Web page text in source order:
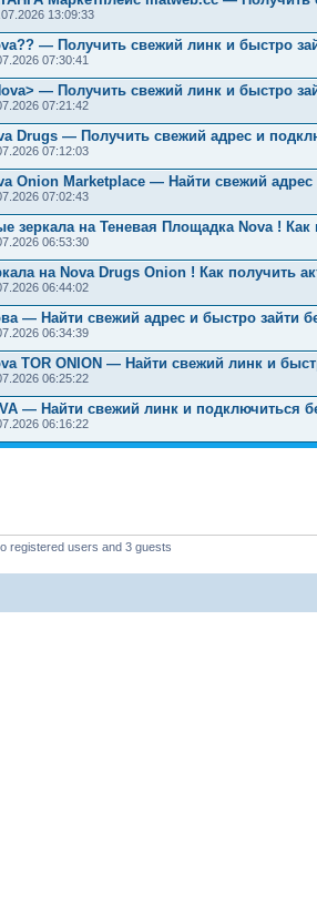
13:09:33
— Получить свежий линк и быстро
07:30:41
— Получить свежий линк и быстро
07:21:42
Drugs — Получить свежий адрес и
07:12:03
Onion Marketplace — Найти свежий
07:02:43
зеркала на Теневая Площадка Nova ! Как
06:53:30
на Nova Drugs Onion ! Как получить
06:44:02
— Найти свежий адрес и быстро зайти
06:34:39
TOR ONION — Найти свежий линк и
06:25:22
— Найти свежий линк и подключиться
06:16:22
registered users and 3 guests